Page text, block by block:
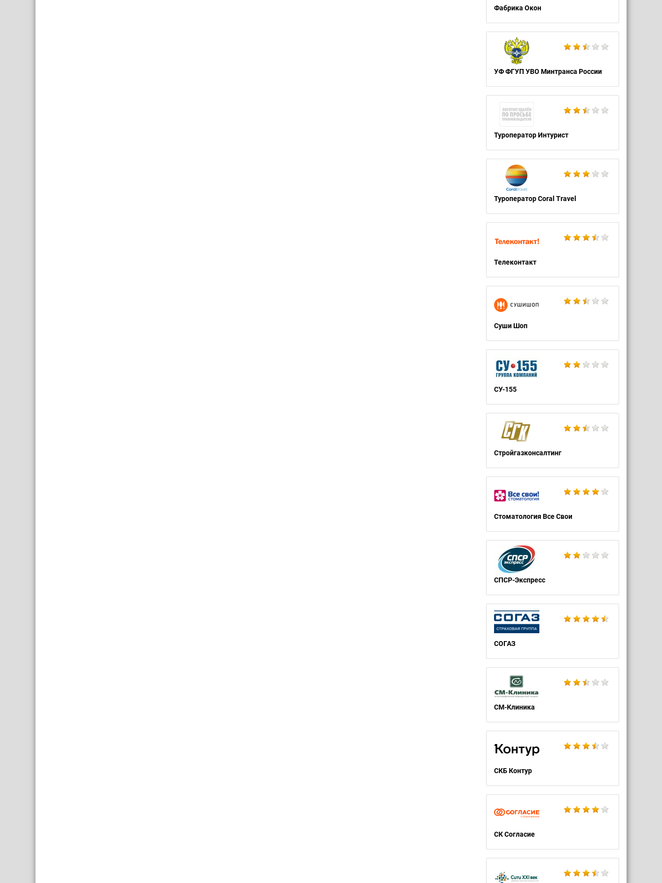
Фабрика Окон
УФ ФГУП УВО Минтранса России
Туроператор Интурист
Туроператор Coral Travel
Телеконтакт
Суши Шоп
СУ-155
Стройгазконсалтинг
Стоматология Все Свои
СПСР-Экспресс
СОГАЗ
СМ-Клиника
СКБ Контур
СК Согласие